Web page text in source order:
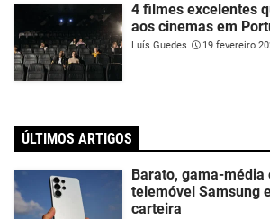
4 filmes excelentes
aos cinemas em
Luís Guedes 19 fevereiro
ÚLTIMOS ARTIGOS
Barato, gama-
telemóvel Samsung
carteira